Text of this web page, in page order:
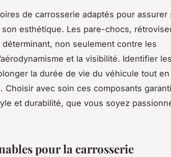
de carrosserie adaptés pour assurer
esthétique. Les pare-chocs,
non seulement contre les
et la visibilité. Identifier les
la durée de vie du véhicule tout en
Choisir avec soin ces composants
et durabilité, que vous soyez
pour la carrosserie